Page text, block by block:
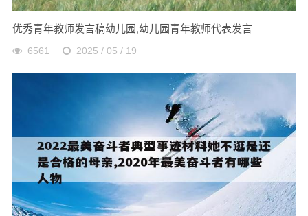
优秀青年教师发言稿幼儿园,幼儿园青年教师代表发言
6561 2025 / 05 / 19